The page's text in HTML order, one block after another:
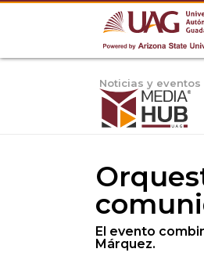
Noticias y eventos
El evento
Márquez.